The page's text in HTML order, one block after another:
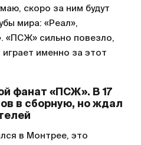
скоро за ним будут
мира: «Реал»,
«ПСЖ» сильно повезло,
именно за этот
фанат «ПСЖ». В 17
в сборную, но ждал
в Монтрее, это